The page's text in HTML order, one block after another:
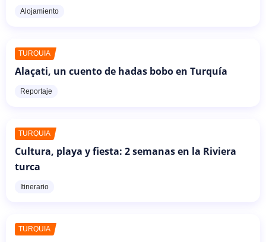
Alojamiento
TURQUÍA
Alaçati, un cuento de hadas bobo en Turquía
Reportaje
TURQUÍA
Cultura, playa y fiesta: 2 semanas en la Riviera
turca
Itinerario
TURQUÍA